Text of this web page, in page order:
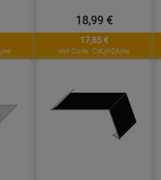
18,99 €
17,85 €
mit Code: CxLyh2Ajne